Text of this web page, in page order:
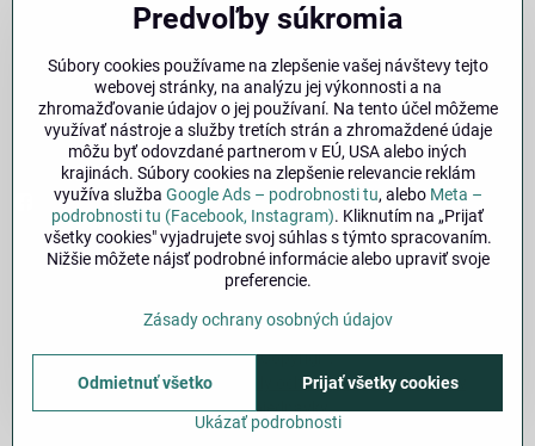
Jednoduché podanie reklamácie
Vzorový formulár pre odstúpenie od zmluvy a vrátenie tovaru.
Právna doložka – Autorské práva
Informácie o ochrane obsahu, značiek a fotografií vrátane
podmienok.
Facebook Instagram
🚚Doprava| 💳Platba| 🔁Výber veľkosti
©2026Copyright
Predvoľby súkromia
Zásady ochrany osobných údajov
Stav objednávky
Vytvorené pomocou:BiznisWeb.sk
Predvoľby súkromia
Súbory cookies používame na zlepšenie vašej návštevy tejto
webovej stránky, na analýzu jej výkonnosti a na
zhromažďovanie údajov o jej používaní. Na tento účel môžeme
využívať nástroje a služby tretích strán a zhromaždené údaje
môžu byť odovzdané partnerom v EÚ, USA alebo iných
krajinách. Súbory cookies na zlepšenie relevancie reklám
využíva služba Google Ads – podrobnosti tu, alebo Meta –
podrobnosti tu (Facebook, Instagram). Kliknutím na „Prijať
všetky cookies" vyjadrujete svoj súhlas s týmto spracovaním.
Nižšie môžete nájsť podrobné informácie alebo upraviť svoje
preferencie.
Zásady ochrany osobných údajov
Ukázať podrobnosti
Prijať všetky cookies
Odmietnuť všetko